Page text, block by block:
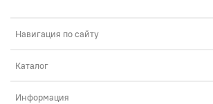
Навигация по сайту
Каталог
Информация